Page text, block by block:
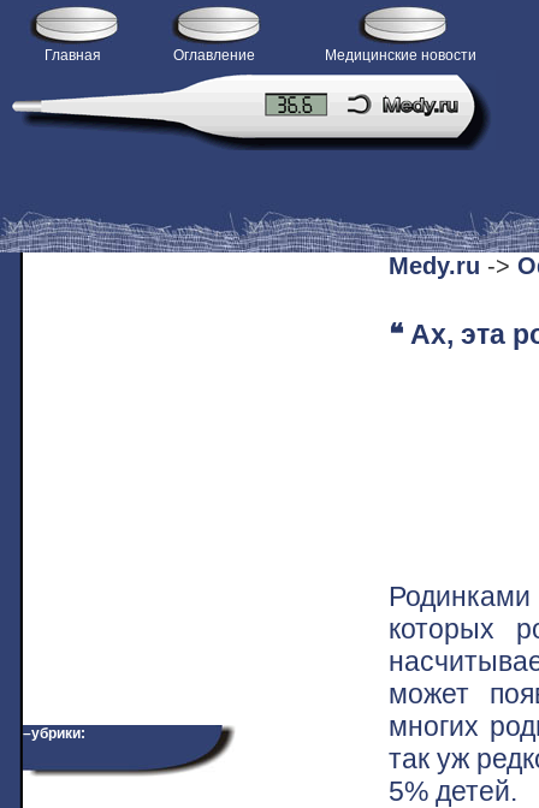
Главная Оглавление Медицинские новости
–убрики:
Medy.ru ->
❝ Ах, эта
Родинками
которых
может
многих
так уж
5% детей.